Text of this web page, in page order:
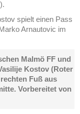
spielt einen Pass
Arnautovic im
Malmö FF und
Kostov (Roter
Fuß aus
Vorbereitet von